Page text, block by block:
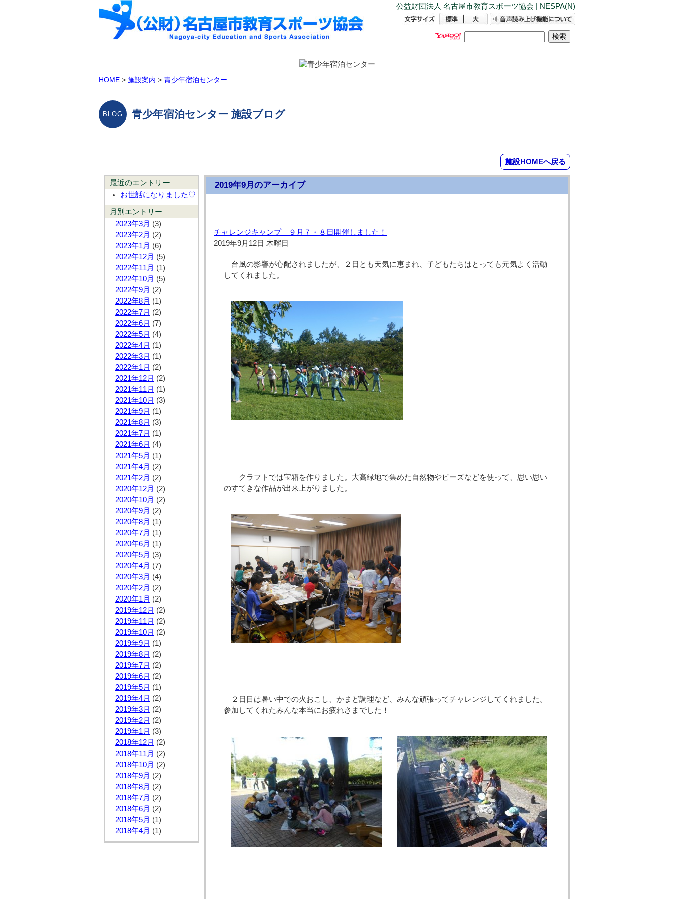
公益財団法人 名古屋市教育スポーツ協会 | NESPA(N)
HOME > 施設案内 > 青少年宿泊センター
青少年宿泊センター 施設ブログ
施設HOMEへ戻る
最近のエントリー
お世話になりました♡
月別エントリー
2023年3月 (3)
2023年2月 (2)
2023年1月 (6)
2022年12月 (5)
2022年11月 (1)
2022年10月 (5)
2022年9月 (2)
2022年8月 (1)
2022年7月 (2)
2022年6月 (7)
2022年5月 (4)
2022年4月 (1)
2022年3月 (1)
2022年1月 (2)
2021年12月 (2)
2021年11月 (1)
2021年10月 (3)
2021年9月 (1)
2021年8月 (3)
2021年7月 (1)
2021年6月 (4)
2021年5月 (1)
2021年4月 (2)
2021年2月 (2)
2020年12月 (2)
2020年10月 (2)
2020年9月 (2)
2020年8月 (1)
2020年7月 (1)
2020年6月 (1)
2020年5月 (3)
2020年4月 (7)
2020年3月 (4)
2020年2月 (2)
2020年1月 (2)
2019年12月 (2)
2019年11月 (2)
2019年10月 (2)
2019年9月 (1)
2019年8月 (2)
2019年7月 (2)
2019年6月 (2)
2019年5月 (1)
2019年4月 (2)
2019年3月 (2)
2019年2月 (2)
2019年1月 (3)
2018年12月 (2)
2018年11月 (2)
2018年10月 (2)
2018年9月 (2)
2018年8月 (2)
2018年7月 (2)
2018年6月 (2)
2018年5月 (1)
2018年4月 (1)
2019年9月のアーカイブ
チャレンジキャンプ ９月７・８日開催しました！
2019年9月12日 木曜日
台風の影響が心配されましたが、２日とも天気に恵まれ、子どもたちはとっても元気よく活動
してくれました。
クラフトでは宝箱を作りました。大高緑地で集めた自然物やビーズなどを使って、思い思い
のすてきな作品が出来上がりました。
２日目は暑い中での火おこし、かまど調理など、みんな頑張ってチャレンジしてくれました。
参加してくれたみんな本当にお疲れさまでした！